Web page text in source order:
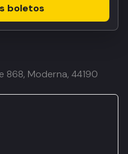
boletos
868, Moderna, 44190